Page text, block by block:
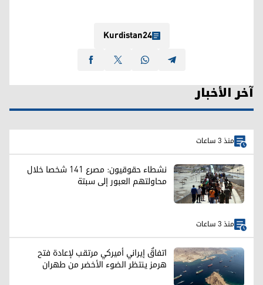
Kurdistan24
آخر الأخبار
منذ 3 ساعات
نشطاء حقوقيون: مصرع 141 شخصا خلال
محاولتهم العبور إلى سبتة
منذ 3 ساعات
اتفاقٌ إيراني أميركي مرتقب لإعادة فتح
هرمز ينتظر الضوء الأخضر من طهران